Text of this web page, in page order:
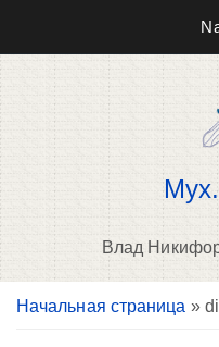
Влад
Вы здесь
Начальная страница »